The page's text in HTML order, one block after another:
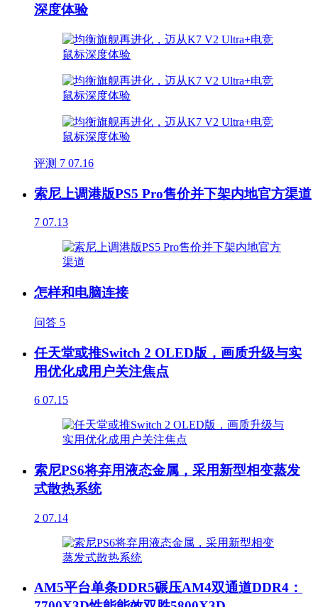
深度体验
评测 7 07.16
索尼上调港版PS5 Pro售价并下架内地官方渠道
7 07.13
怎样和电脑连接
问答 5
任天堂或推Switch 2 OLED版，画质升级与实
用优化成用户关注焦点
6 07.15
索尼PS6将弃用液态金属，采用新型相变蒸发
式散热系统
2 07.14
AM5平台单条DDR5碾压AM4双通道DDR4：